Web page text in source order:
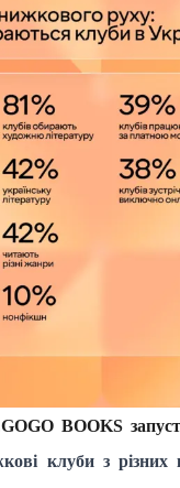
BOOKS
клуби з